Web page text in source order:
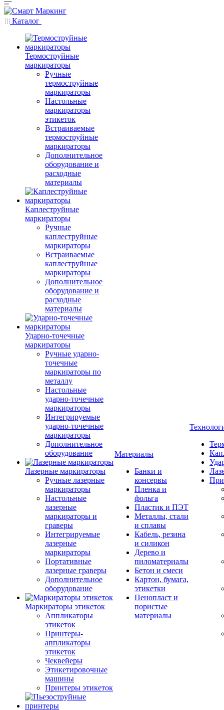
Каталог
Термоструйные
маркираторы
Ручные
термоструйные
маркираторы
Настольные
маркираторы
этикеток
Встраиваемые
термоструйные
маркираторы
Дополнительное
оборудование и
расходные
материалы
Каплеструйные
маркираторы
Ручные
каплеструйные
маркираторы
Встраиваемые
каплеструйные
маркираторы
Дополнительное
оборудование и
расходные
материалы
Ударно-точечные
маркираторы
Ручные ударно-
точечные
маркираторы по
металлу
Настольные
ударно-точечные
маркираторы
Интегрируемые
ударно-точечные
маркираторы
Дополнительное
оборудование
Лазерные маркираторы
Ручные лазерные
маркираторы
Настольные
лазерные
маркираторы и
граверы
Интегрируемые
лазерные
маркираторы
Портативные
лазерные граверы
Дополнительное
оборудование
Маркираторы этикеток
Аппликаторы
этикеток
Принтеры-
аппликаторы
этикеток
Чеквейеры
Этикетировочные
машины
Принтеры этикеток
Материалы
Банки и
консервы
Пленка и
фольга
Пластик и ПЭТ
Металлы, стали
и сплавы
Кабель, резина
и силикон
Дерево и
пиломатериалы
Бетон и смеси
Картон, бумага,
этикетки
Пенопласт и
пористые
материалы